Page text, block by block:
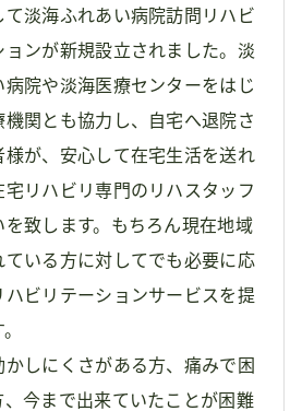
淡海ふれあい病院訪問リハビ
ョンが新規設立されました。淡
院や淡海医療センターをはじ
関とも協力し、自宅へ退院さ
様が、安心して在宅生活を送れ
宅リハビリ専門のリハスタッフ
致します。もちろん現在地域
ている方に対してでも必要に応
ハビリテーションサービスを提
しにくさがある方、痛みで困
、今まで出来ていたことが困難